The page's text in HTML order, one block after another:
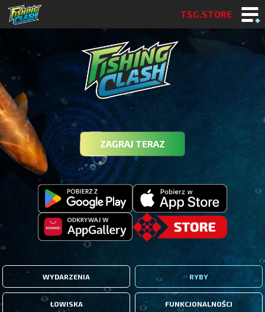
TSG.STORE
ZAGRAJ TERAZ
WYDARZENIA RYBY
ŁOWISKA FUNKCJONALNOŚCI